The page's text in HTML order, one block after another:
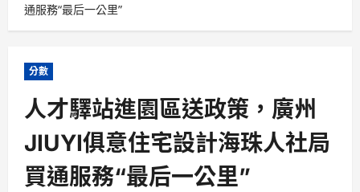
通服務“最后一公里”
分數
人才驛站進園區送政策，廣州
JIUYI俱意住宅設計海珠人社局
買通服務“最后一公里”